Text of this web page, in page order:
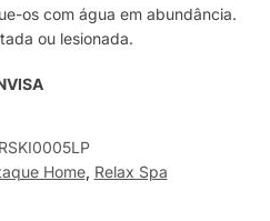
os com água em abundância.
ou lesionada.
RSKI0005LP
Home, Relax Spa